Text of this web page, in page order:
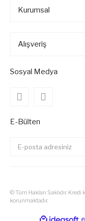
Kurumsal
Alışveriş
Sosyal Medya
E-Bülten
© Tüm Hakları Saklıdır.
korunmaktadır.